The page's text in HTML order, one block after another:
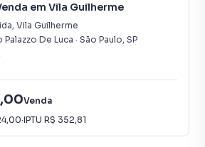
em Vila Guilherme
, Vila Guilherme
De Luca · São Paulo, SP
Venda
·IPTU R$ 352,81